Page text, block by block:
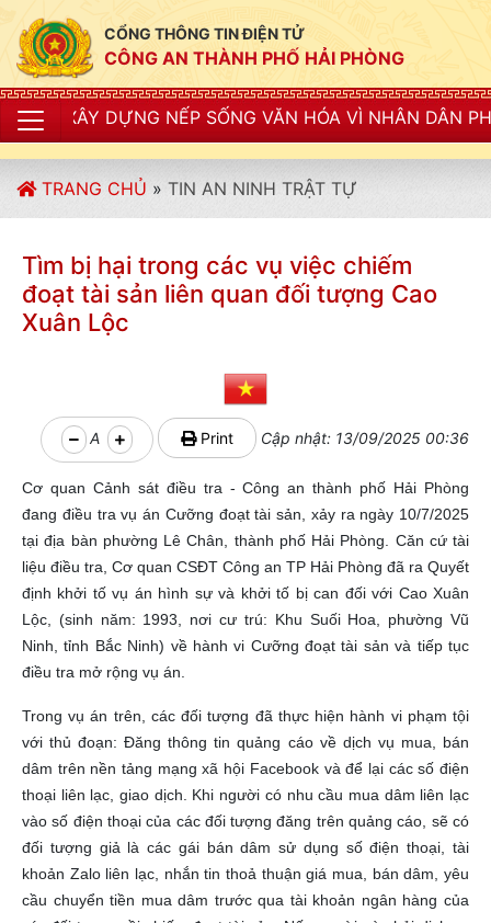
CỔNG THÔNG TIN ĐIỆN TỬ
CÔNG AN THÀNH PHỐ HẢI PHÒNG
NẾP SỐNG VĂN HÓA VÌ NHÂN DÂN PHỤC VỤ"
TRANG CHỦ » TIN AN NINH TRẬT TỰ
Tìm bị hại trong các vụ việc chiếm
đoạt tài sản liên quan đối tượng Cao
Xuân Lộc
A Print Cập nhật: 13/09/2025 00:36
Cơ quan Cảnh sát điều tra - Công an thành phố Hải Phòng
đang điều tra vụ án Cưỡng đoạt tài sản, xảy ra ngày 10/7/2025
tại địa bàn phường Lê Chân, thành phố Hải Phòng. Căn cứ tài
liệu điều tra, Cơ quan CSĐT Công an TP Hải Phòng đã ra Quyết
định khởi tố vụ án hình sự và khởi tố bị can đối với Cao Xuân
Lộc, (sinh năm: 1993, nơi cư trú: Khu Suối Hoa, phường Vũ
Ninh, tỉnh Bắc Ninh) về hành vi Cưỡng đoạt tài sản và tiếp tục
điều tra mở rộng vụ án.
Trong vụ án trên, các đối tượng đã thực hiện hành vi phạm tội
với thủ đoạn: Đăng thông tin quảng cáo về dịch vụ mua, bán
dâm trên nền tảng mạng xã hội Facebook và để lại các số điện
thoại liên lạc, giao dịch. Khi người có nhu cầu mua dâm liên lạc
vào số điện thoại của các đối tượng đăng trên quảng cáo, sẽ có
đối tượng giả là các gái bán dâm sử dụng số điện thoại, tài
khoản Zalo liên lạc, nhắn tin thoả thuận giá mua, bán dâm, yêu
cầu chuyển tiền mua dâm trước qua tài khoản ngân hàng của